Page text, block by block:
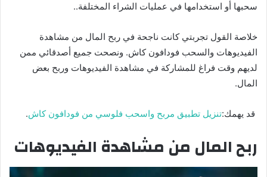
سحبها أو استخدامها في عمليات الشراء المختلفة..
خلاصة القول تجربتي كانت ناجحة في ربح المال من مشاهدة
الفيديوهات والسحب فودافون كاش. ونصحت جميع أصدقائي ممن
لديهم وقت فراغ للمشاركة في مشاهدة الفيديوهات وربح بعض
المال.
قد يهمك:تنزيل تطبيق مربح واسحب فلوسي من فودافون كاش.
ربح المال من مشاهدة الفيديوهات